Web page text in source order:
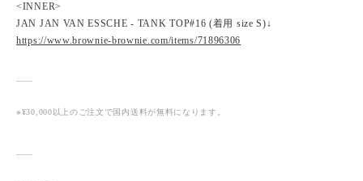
<INNER>
JAN JAN VAN ESSCHE - TANK TOP#16 (着用 size S)↓
https://www.brownie-brownie.com/items/71896306
※¥30,000以上のご注文で国内送料が無料になります。